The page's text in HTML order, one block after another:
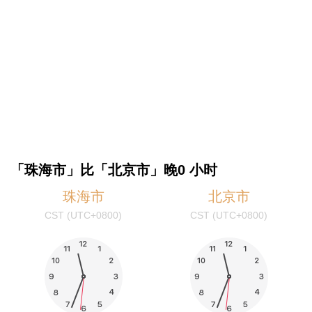
「珠海市」比「北京市」晚0 小时
珠海市
CST (UTC+0800)
北京市
CST (UTC+0800)